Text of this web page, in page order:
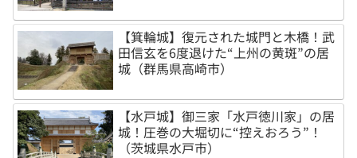
【箕輪城】復元された城門と木橋！武
田信玄を6度退けた“上州の黄斑”の居
城（群馬県高崎市）
【水戸城】御三家「水戸徳川家」の居
城！圧巻の大堀切に“控えおろう”！
（茨城県水戸市）